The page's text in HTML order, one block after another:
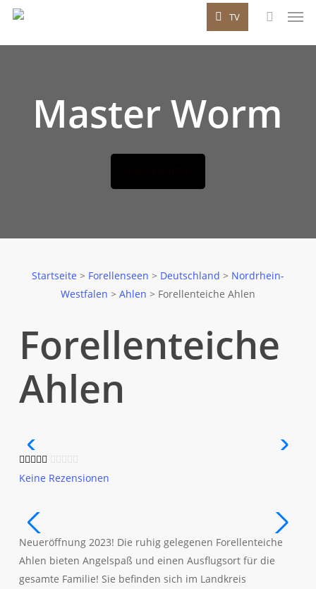
Skip
main
TV
Master Worm
Startseite > Forellenseen > Deutschland > Nordrhein-
Westfalen > Ahlen > Forellenteiche Ahlen
Forellenteiche
Ahlen
Keine Rezensionen
Neueröffnung 2023! Die ruhig gelegenen Forellenteiche
Ahlen bieten Angelspaß und einen Ausflugsort für die
gesamte Familie! Sie befinden sich im Landkreis